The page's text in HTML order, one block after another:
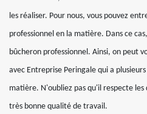
les réaliser. Pour nous, vous pouvez
professionnel en la matière. Dans ce
bûcheron professionnel. Ainsi, on peut
avec Entreprise Peringale qui a
matière. N'oubliez pas qu'il respecte
très bonne qualité de travail.